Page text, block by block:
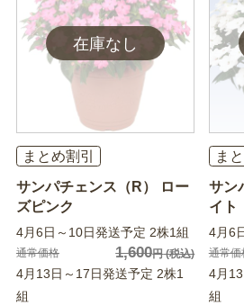
まとめ割引
サンパチェンス（R） ロー
ズピンク
4月6日～10日発送予定 2株1組
通常価格 1,600円(税込)
4月13日～17日発送予定 2株1
組
ま
サン
イト
4月6
通常価
4月
組